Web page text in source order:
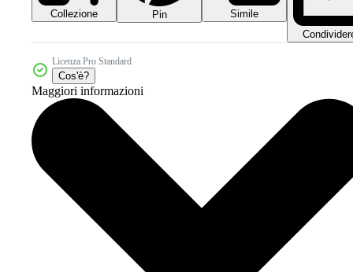
Collezione Pin
Simile
Licenza Pro Standard
Cos'è?
Maggiori informazioni